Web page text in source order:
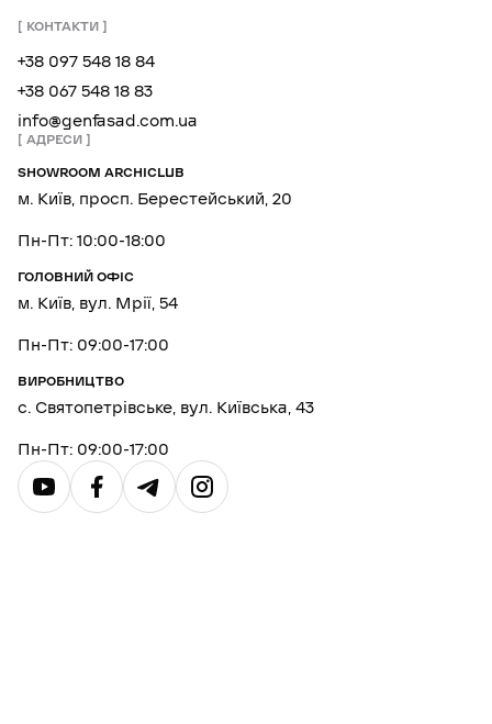
КОНТАКТИ
+38 097 548 18 84
+38 067 548 18 83
info@genfasad.com.ua
АДРЕСИ
SHOWROOM ARCHICLUB
м. Київ, просп. Берестейський, 20
Пн-Пт: 10:00-18:00
ГОЛОВНИЙ ОФІС
м. Київ, вул. Мрії, 54
Пн-Пт: 09:00-17:00
ВИРОБНИЦТВО
с. Святопетрівське, вул. Київська, 43
Пн-Пт: 09:00-17:00